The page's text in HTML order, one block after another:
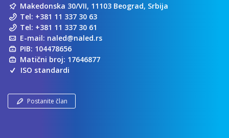
Makedonska 30/VII, 11103 Beograd, Srbija
Tel: +381 11 337 30 63
Tel: +381 11 337 30 61
E-mail: naled@naled.rs
PIB: 104478656
Matični broj: 17646877
ISO standardi
Postanite član